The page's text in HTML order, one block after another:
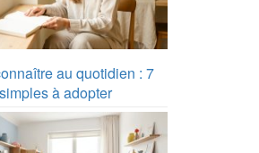
au quotidien : 7
à adopter